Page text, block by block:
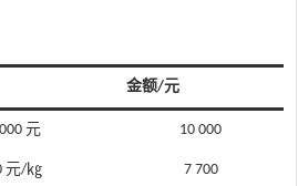
金额/元
元 10 000
元/㎏ 7 700